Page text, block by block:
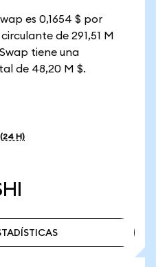
es 0,1654 $ por
de 291,51 M
tiene una
de 48,20 M $.
(24 H)